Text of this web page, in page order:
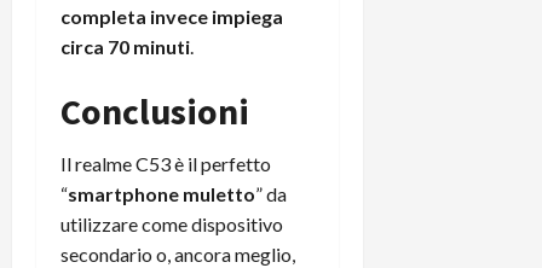
completa invece impiega
circa 70 minuti.
Conclusioni
Il realme C53 è il perfetto
“smartphone muletto” da
utilizzare come dispositivo
secondario o, ancora meglio,